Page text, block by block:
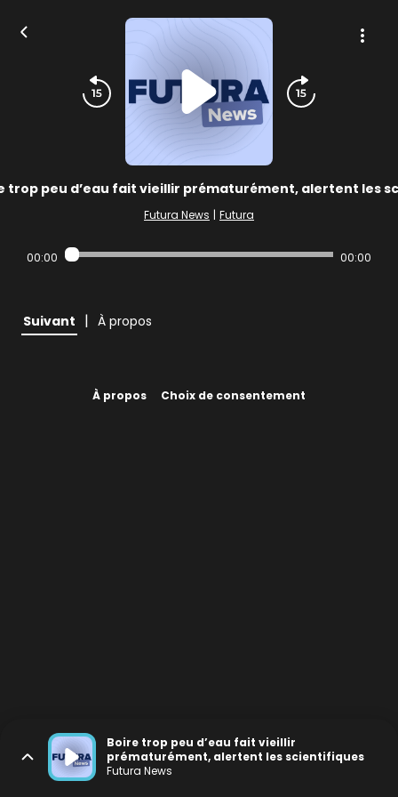
trop peu d’eau fait vieillir prématurément, alertent les
Futura News | Futura
00:00 00:00
Suivant | À propos
À propos Choix de consentement
Boire trop peu d’eau fait vieillir
prématurément, alertent les scientifiques
Futura News